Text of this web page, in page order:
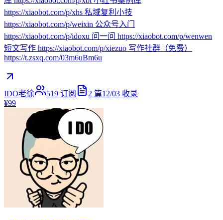
https://xiaobot.com/p/xhs 私域复利小技
https://xiaobot.com/p/weixin 公众号入门
https://xiaobot.com/p/idoxu 问一问 https://xiaobot.com/p/wenwen
短文写作 https://xiaobot.com/p/xiezuo 写作社群（免费）
https://t.zsxq.com/03m6uBm6u
IDO老徐 519 订阅 2 篇12/03 收录
¥99